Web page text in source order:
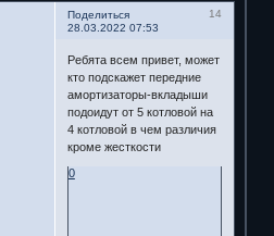
Поделиться
14
28.03.2022 07:53
Ребята всем привет, может
кто подскажет передние
амортизаторы-вкладыши
подоидут от 5 котловой на
4 котловой в чем различия
кроме жесткости
0